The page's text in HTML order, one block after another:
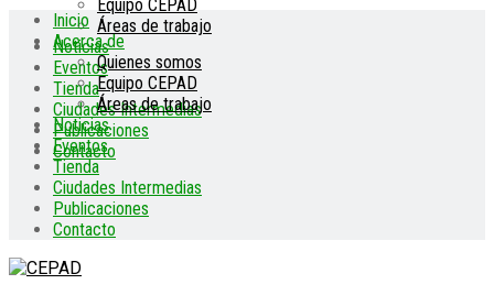
Equipo CEPAD
Áreas de trabajo
Noticias
Eventos
Tienda
Ciudades Intermedias
Publicaciones
Contacto
Inicio
Acerca de
Quienes somos
Equipo CEPAD
Áreas de trabajo
Noticias
Eventos
Tienda
Ciudades Intermedias
Publicaciones
Contacto